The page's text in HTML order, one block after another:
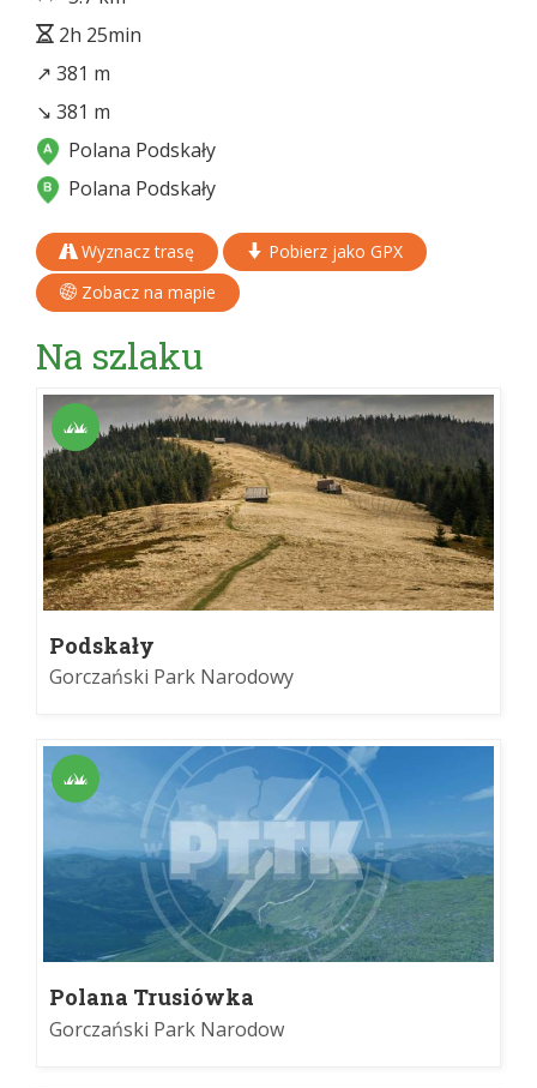
2h 25min
↗ 381 m
↘ 381 m
Polana Podskały
Polana Podskały
Wyznacz trasę
Pobierz jako GPX
Zobacz na mapie
Na szlaku
Podskały
Gorczański Park Narodowy
Polana Trusiówka
Gorczański Park Narodow